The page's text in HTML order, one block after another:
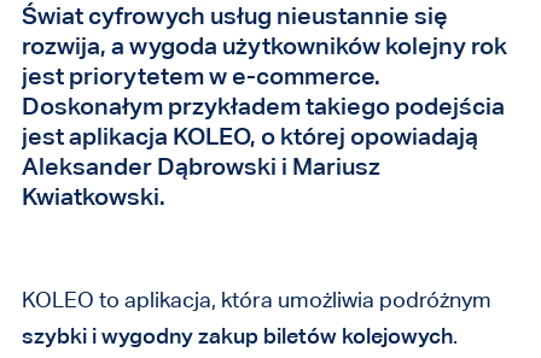
Świat cyfrowych usług nieustannie się
rozwija, a wygoda użytkowników kolejny rok
jest priorytetem w e-commerce.
Doskonałym przykładem takiego podejścia
jest aplikacja KOLEO, o której opowiadają
Aleksander Dąbrowski i Mariusz
Kwiatkowski.
KOLEO to aplikacja, która umożliwia podróżnym
szybki i wygodny zakup biletów kolejowych.